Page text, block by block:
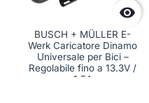

BUSCH + MÜLLER E-
Werk Caricatore Dinamo
Universale per Bici –
Regolabile fino a 13.3V /
1.5A